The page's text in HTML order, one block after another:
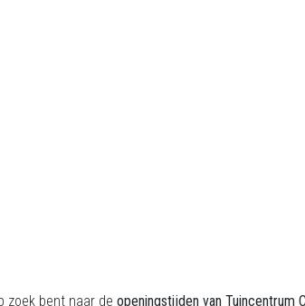
zoek bent naar de openingstijden van Tuincentrum